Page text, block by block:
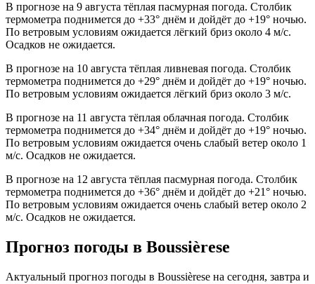
В прогнозе на 9 августа тёплая пасмурная погода. Столбик
термометра поднимется до +33° днём и дойдёт до +19° ночью.
По ветровым условиям ожидается лёгкий бриз около 4 м/с.
Осадков не ожидается.
В прогнозе на 10 августа тёплая ливневая погода. Столбик
термометра поднимется до +29° днём и дойдёт до +19° ночью.
По ветровым условиям ожидается лёгкий бриз около 3 м/с.
В прогнозе на 11 августа тёплая облачная погода. Столбик
термометра поднимется до +34° днём и дойдёт до +19° ночью.
По ветровым условиям ожидается очень слабый ветер около 1
м/с. Осадков не ожидается.
В прогнозе на 12 августа тёплая пасмурная погода. Столбик
термометра поднимется до +36° днём и дойдёт до +21° ночью.
По ветровым условиям ожидается очень слабый ветер около 2
м/с. Осадков не ожидается.
Прогноз погоды в Boussièresе
Актуальный прогноз погоды в Boussièresе на сегодня, завтра и